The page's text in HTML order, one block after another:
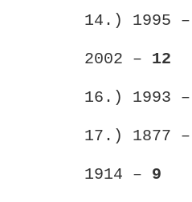
14.) 1995 –
2002 – 12
16.) 1993 –
17.) 1877 –
1914 – 9